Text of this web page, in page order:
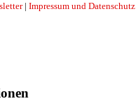
| Impressum und Datenschutz